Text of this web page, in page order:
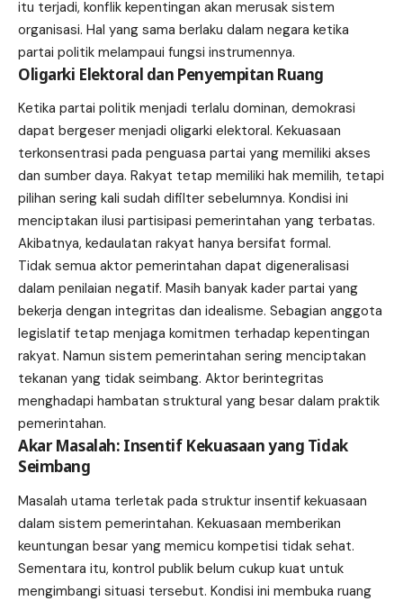
itu terjadi, konflik kepentingan akan merusak sistem
organisasi. Hal yang sama berlaku dalam negara ketika
partai politik melampaui fungsi instrumennya.
Oligarki Elektoral dan Penyempitan Ruang
Ketika partai politik menjadi terlalu dominan, demokrasi
dapat bergeser menjadi oligarki elektoral. Kekuasaan
terkonsentrasi pada penguasa partai yang memiliki akses
dan sumber daya. Rakyat tetap memiliki hak memilih, tetapi
pilihan sering kali sudah difilter sebelumnya. Kondisi ini
menciptakan ilusi partisipasi pemerintahan yang terbatas.
Akibatnya, kedaulatan rakyat hanya bersifat formal.
Tidak semua aktor pemerintahan dapat digeneralisasi
dalam penilaian negatif. Masih banyak kader partai yang
bekerja dengan integritas dan idealisme. Sebagian anggota
legislatif tetap menjaga komitmen terhadap kepentingan
rakyat. Namun sistem pemerintahan sering menciptakan
tekanan yang tidak seimbang. Aktor berintegritas
menghadapi hambatan struktural yang besar dalam praktik
pemerintahan.
Akar Masalah: Insentif Kekuasaan yang Tidak
Seimbang
Masalah utama terletak pada struktur insentif kekuasaan
dalam sistem pemerintahan. Kekuasaan memberikan
keuntungan besar yang memicu kompetisi tidak sehat.
Sementara itu, kontrol publik belum cukup kuat untuk
mengimbangi situasi tersebut. Kondisi ini membuka ruang